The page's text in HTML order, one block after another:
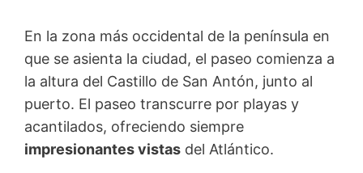
En la zona más occidental de la península en
que se asienta la ciudad, el paseo comienza a
la altura del Castillo de San Antón, junto al
puerto. El paseo transcurre por playas y
acantilados, ofreciendo siempre
impresionantes vistas del Atlántico.